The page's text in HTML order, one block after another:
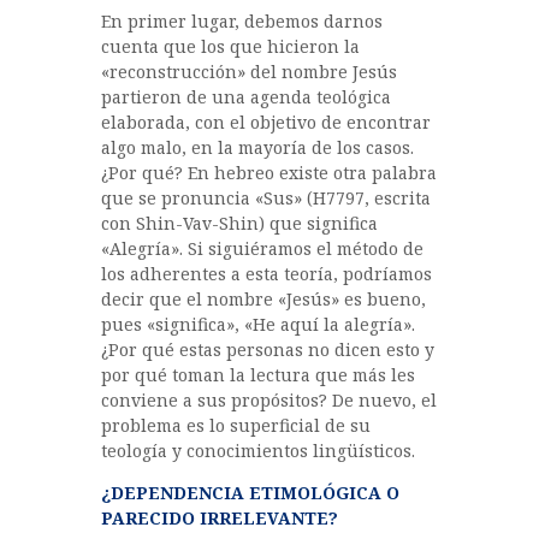
En primer lugar, debemos darnos
cuenta que los que hicieron la
«reconstrucción» del nombre Jesús
partieron de una agenda teológica
elaborada, con el objetivo de encontrar
algo malo, en la mayoría de los casos.
¿Por qué? En hebreo existe otra palabra
que se pronuncia «Sus» (H7797, escrita
con Shin-Vav-Shin) que significa
«Alegría». Si siguiéramos el método de
los adherentes a esta teoría, podríamos
decir que el nombre «Jesús» es bueno,
pues «significa», «He aquí la alegría».
¿Por qué estas personas no dicen esto y
por qué toman la lectura que más les
conviene a sus propósitos? De nuevo, el
problema es lo superficial de su
teología y conocimientos lingüísticos.
¿DEPENDENCIA ETIMOLÓGICA O
PARECIDO IRRELEVANTE?